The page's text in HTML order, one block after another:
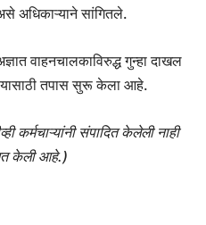
अधिकाऱ्याने सांगितले.
वाहनचालकाविरुद्ध गुन्हा दाखल
तपास सुरू केला आहे.
कर्मचाऱ्यांनी संपादित केलेली नाही
केली आहे.)